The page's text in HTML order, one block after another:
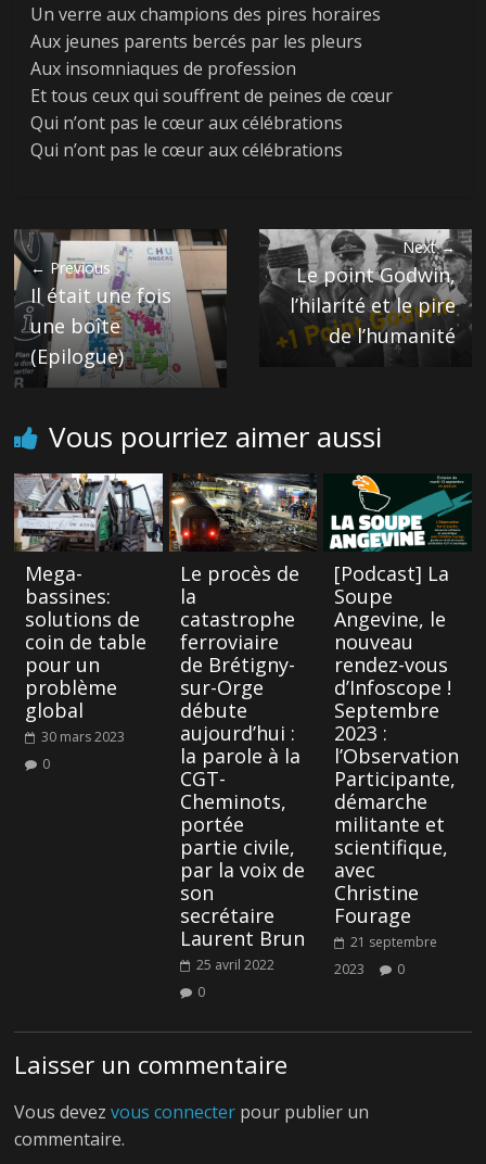
Un verre aux champions des pires horaires
Aux jeunes parents bercés par les pleurs
Aux insomniaques de profession
Et tous ceux qui souffrent de peines de cœur
Qui n’ont pas le cœur aux célébrations
Qui n’ont pas le cœur aux célébrations
← Previous
Il était une fois
une boîte
(Epilogue)
Next →
Le point Godwin,
l’hilarité et le pire
de l’humanité
Vous pourriez aimer aussi
Mega-
bassines:
solutions de
coin de table
pour un
problème
global
30 mars 2023
0
Le procès de
la
catastrophe
ferroviaire
de Brétigny-
sur-Orge
débute
aujourd’hui :
la parole à la
CGT-
Cheminots,
portée
partie civile,
par la voix de
son
secrétaire
Laurent Brun
25 avril 2022
0
[Podcast] La
Soupe
Angevine, le
nouveau
rendez-vous
d’Infoscope !
Septembre
2023 :
l’Observation
Participante,
démarche
militante et
scientifique,
avec
Christine
Fourage
21 septembre
2023
0
Laisser un commentaire
Vous devezvous connecter pour publier un
commentaire.